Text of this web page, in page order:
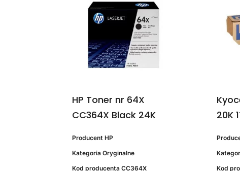
HP Toner nr 64X
CC364X Black 24K
Producent HP
Kategoria Oryginalne
Kod producenta CC364X
20K
Kod